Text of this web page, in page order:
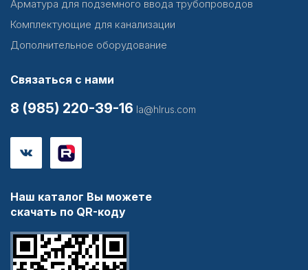
Арматура для подземного ввода трубопроводов
Комплектующие для канализации
Дополнительное оборудование
Связаться с нами
8 (985) 220-39-16 la@hlrus.com
Наш каталог Вы можете
скачать по QR-коду